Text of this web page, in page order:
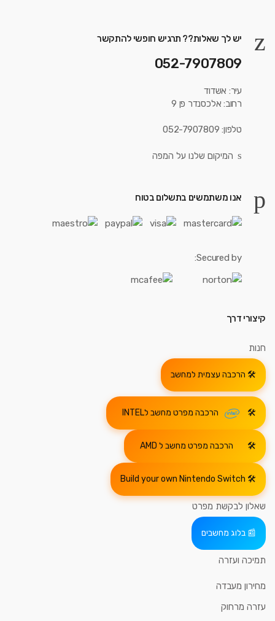
יש לך שאלות?? תרגיש חופשי להתקשר
052-7907809
עיר: אשדוד
רחוב: אלכסנדר פן 9
טלפון: 052-7907809
המיקום שלנו על המפה
אנו משתמשים בתשלום בטוח
Secured by:
קיצורי דרך
חנות
הרכבה עצמית למחשב
הרכבה מפרט מחשב לINTEL
הרכבה מפרט מחשב ל AMD
Build your own Nintendo Switch
שאלון לבקשת מפרט
בלוג מחשבים
תמיכה ועזרה
מחירון מעבדה
עזרה מרחוק